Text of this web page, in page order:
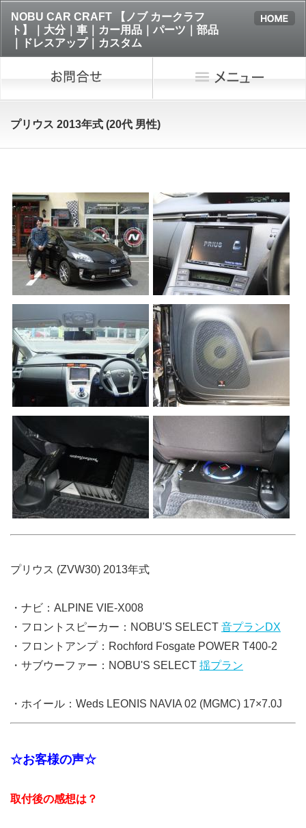
NOBU CAR CRAFT 【ノブ カークラフ
ト】｜大分｜車｜カー用品｜パーツ｜部品
｜ドレスアップ｜カスタム
プリウス 2013年式 (20代 男性)
プリウス (ZVW30) 2013年式
・ナビ：ALPINE VIE-X008
・フロントスピーカー：NOBU'S SELECT 音プランDX
・フロントアンプ：Rochford Fosgate POWER T400-2
・サブウーファー：NOBU'S SELECT 揺プラン
・ホイール：Weds LEONIS NAVIA 02 (MGMC) 17×7.0J
☆お客様の声☆
取付後の感想は？